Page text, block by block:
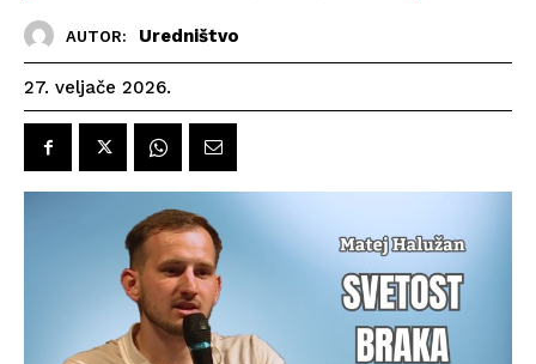
AUTOR: Uredništvo
27. veljače 2026.